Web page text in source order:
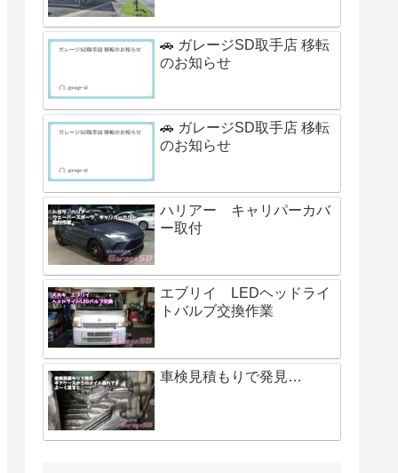
🚗 ガレージSD取手店 移転
のお知らせ
🚗 ガレージSD取手店 移転
のお知らせ
ハリアー キャリパーカバ
ー取付
エブリイ LEDヘッドライ
トバルブ交換作業
車検見積もりで発見…